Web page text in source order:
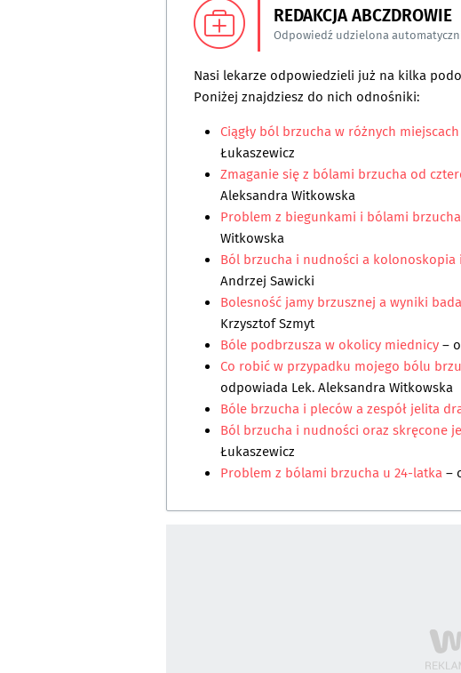
REDAKCJA ABCZDROWIE
Odpowiedź udzielona
Nasi lekarze odpowiedzieli już na kilka
Poniżej znajdziesz do nich odnośniki:
Ciągły ból brzucha w różnych miejscach
Łukaszewicz
Zmaganie się z bólami brzucha od
Aleksandra Witkowska
Problem z biegunkami i bólami
Witkowska
Ból brzucha i nudności a kolonoskopia
Andrzej Sawicki
Bolesność jamy brzusznej a wyniki
Krzysztof Szmyt
Bóle podbrzusza w okolicy miednicy–
Co robić w przypadku mojego bólu
odpowiada Lek. Aleksandra Witkowska
Bóle brzucha i pleców a zespół jelita
Ból brzucha i nudności oraz skręcone
Łukaszewicz
Problem z bólami brzucha u 24-latka–